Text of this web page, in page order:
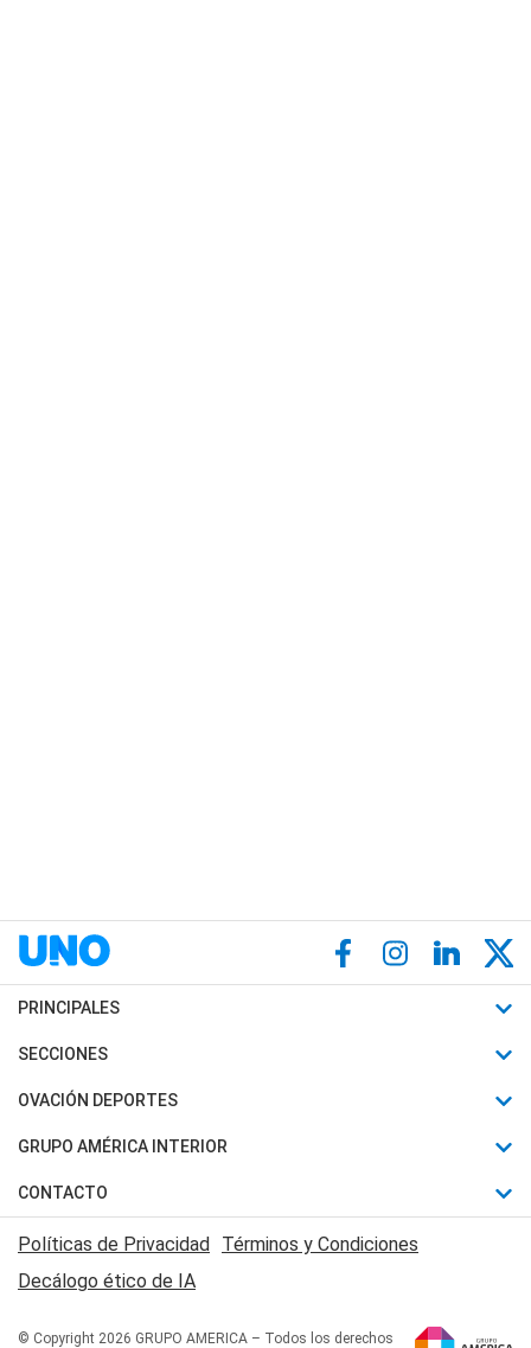
PRINCIPALES
Últimas Noticias
Política
Judiciales
Economia
SECCIONES
Horóscopo
Motores
Trucos caseros
Series y Películas
Edictos y Solicitadas
OVACIÓN DEPORTES
Fútbol
Mundial
Automovilismo
Rugby
Básquet
GRUPO AMÉRICA INTERIOR
Canal 7 en Vivo
San Juan 8
CONTACTO
Acerca de Nosotros
Contactanos
Políticas de Privacidad Términos y Condiciones
Decálogo ético de IA
© Copyright 2026 GRUPO AMERICA – Todos los derechos